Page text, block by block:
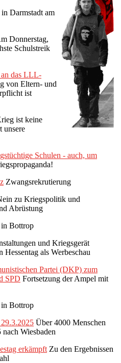
in Darmstadt am
Donnerstag,
Schulstreik
das LLL-
von Eltern- und
ist
ist keine
unsere
Schulen - auch, um
Zwangsrekrutierung
zu Kriegspolitik und
Abrüstung
in Bottrop
und Kriegsgerät
als Werbeschau
Partei (DKP) zum
SPD Fortsetzung der Ampel mit
in Bottrop
Über 4000 Menschen
Wiesbaden
erkämpft Zu den Ergebnissen